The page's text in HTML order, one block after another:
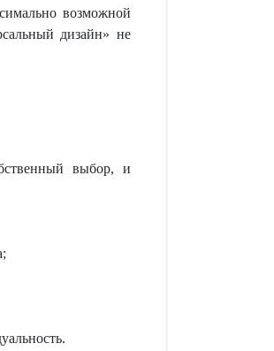
возможной
дизайн» не
выбор, и